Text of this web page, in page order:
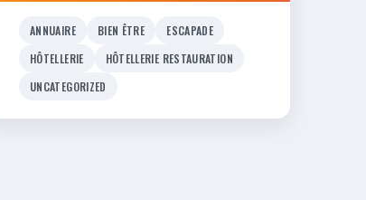
ANNUAIRE BIEN ÊTRE
ESCAPADE
HÔTELLERIE
HÔTELLERIE RESTAURATION
UNCATEGORIZED